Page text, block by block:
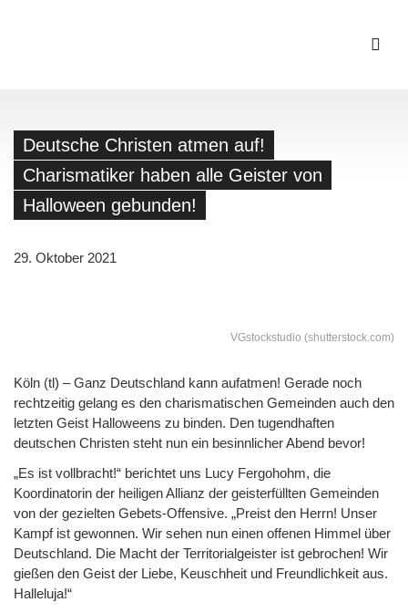
Deutsche Christen atmen auf!
Charismatiker haben alle Geister von
Halloween gebunden!
29. Oktober 2021
VGstockstudio (shutterstock.com)
Köln (tl) – Ganz Deutschland kann aufatmen! Gerade noch
rechtzeitig gelang es den charismatischen Gemeinden auch den
letzten Geist Halloweens zu binden. Den tugendhaften
deutschen Christen steht nun ein besinnlicher Abend bevor!
„Es ist vollbracht!“ berichtet uns Lucy Fergohohm, die
Koordinatorin der heiligen Allianz der geisterfüllten Gemeinden
von der gezielten Gebets-Offensive. „Preist den Herrn! Unser
Kampf ist gewonnen. Wir sehen nun einen offenen Himmel über
Deutschland. Die Macht der Territorialgeister ist gebrochen! Wir
gießen den Geist der Liebe, Keuschheit und Freundlichkeit aus.
Halleluja!“